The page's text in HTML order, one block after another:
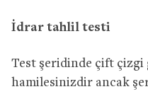
İdrar tahlil testi
Test şeridinde çift çizgi
hamilesinizdir ancak